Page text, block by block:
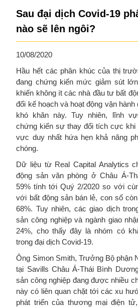
Sau đại dịch Covid-19
nào sẽ lên ngôi?
10/08/2020
Hầu hết các phân khúc của thị
đang chứng kiến mức giảm sút
khiến không ít các nhà đầu tư bất
đổi kế hoạch và hoạt động vận
khó khăn này. Tuy nhiên, lĩnh
chứng kiến sự thay đổi tích cực khi
vực duy nhất hứa hẹn khả năng
chóng.
Dữ liệu từ Real Capital Analytics
động sản văn phòng ở Châu Á-
59% tính tới Quý 2/2020 so với
với bất động sản bán lẻ, con số
68%. Tuy nhiên, các giao dịch
sản công nghiệp và ngành giao
24%, cho thấy đây là nhóm có
trong đại dịch Covid-19.
Ông Simon Smith, Trưởng Bộ phận
tại Savills Châu Á-Thái Bình
sản công nghiệp đang được nhiều
này có liên quan chặt tới các xu
phát triển của thương mại điện